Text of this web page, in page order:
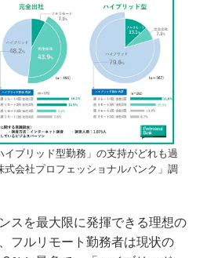
イブリッド型勤務」の支持がどれも過
会社プロフェッショナルバンク」調
スを最大限に発揮できる理想の
フルリモート勤務者は現状の